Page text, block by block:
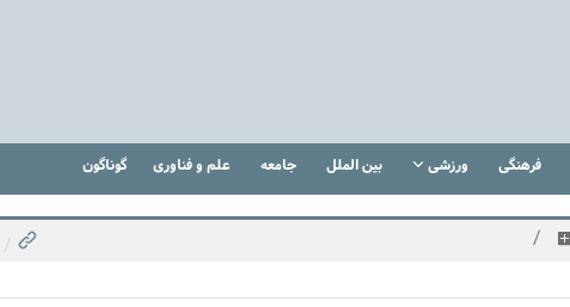
فرهنگی ورزشی بین الملل جامعه علم و فناوری گوناگون
/
/